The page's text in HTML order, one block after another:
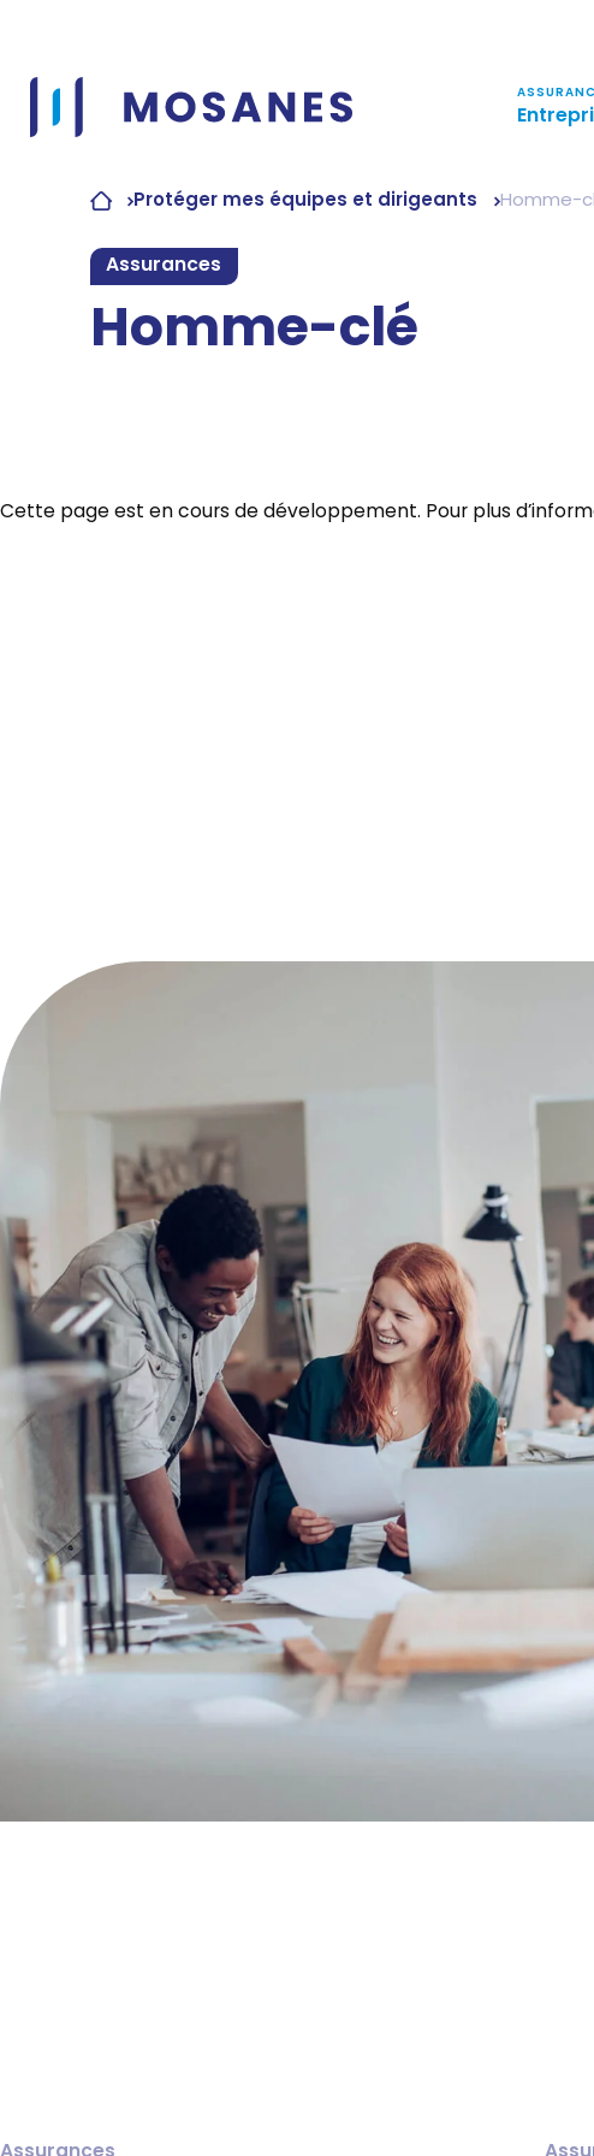
Protéger mes équipes et dirigeants Homme-
Assurances
Homme-clé
Cette page est en cours de développement. Pour plus